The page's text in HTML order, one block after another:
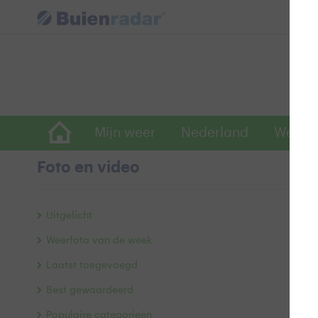
Mijn weer Nederland
Foto en video
Uitgelicht
Weerfoto van de week
Laatst toegevoegd
Best gewaardeerd
Populaire categorieën